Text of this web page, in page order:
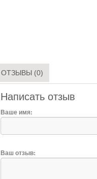
ОТЗЫВЫ (0)
Написать отзыв
Ваше имя:
Ваш отзыв: